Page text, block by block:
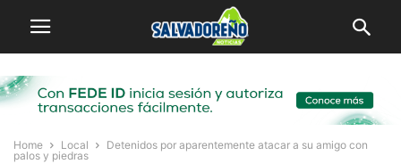
Home Local
Detenidos por aparentemente atacar a su amigo con
palos y piedras